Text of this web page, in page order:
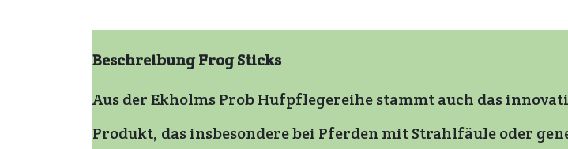
Beschreibung Frog Sticks
Aus der Ekholms Prob Hufpflegereihe stammt auch das
Produkt, das insbesondere bei Pferden mit Strahlfäule oder